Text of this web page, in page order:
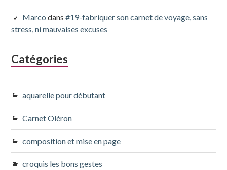
Marco dans#19-fabriquer son carnet de voyage, sans
stress, ni mauvaises excuses
Catégories
aquarelle pour débutant
Carnet Oléron
composition et mise en page
croquis les bons gestes